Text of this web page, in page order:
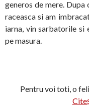
generos de mere. Dupa
raceasca si am
iarna, vin sarbatorile si
pe masura.
Pentru voi toti, o